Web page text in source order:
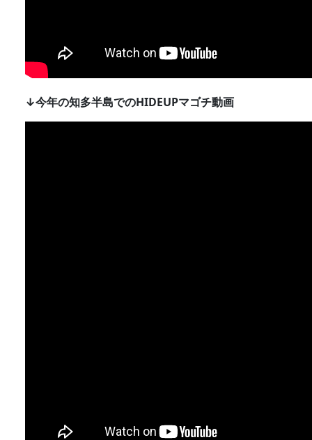
↓今年の知多半島でのHIDEUPマゴチ動画